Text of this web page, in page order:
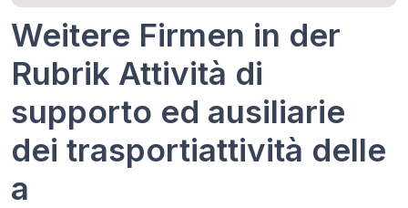
Weitere Firmen in der
Rubrik Attività di
supporto ed ausiliarie
dei trasportiattività delle
a